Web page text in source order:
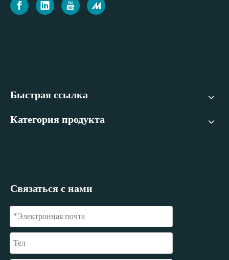
Быстрая ссылка
Категория продукта
Связаться с нами